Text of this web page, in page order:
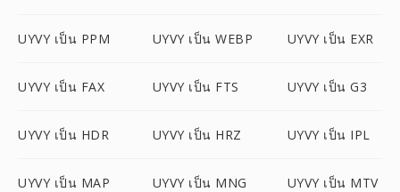
UYVY เป็น PPM UYVY เป็น WEBP UYVY เป็น EXR
UYVY เป็น FAX UYVY เป็น FTS UYVY เป็น G3
UYVY เป็น HDR UYVY เป็น HRZ UYVY เป็น IPL
UYVY เป็น MAP UYVY เป็น MNG UYVY เป็น MTV